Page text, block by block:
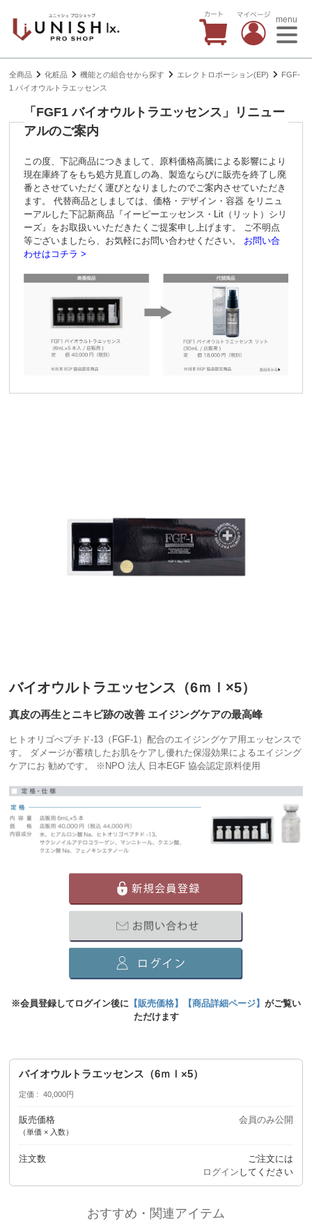
menu
全商品 化粧品 機能との組合せから探す エレクトロポーション(EP)
FGF-
1 バイオウルトラエッセンス
「FGF1 バイオウルトラエッセンス」リニュー
アルのご案内
この度、下記商品につきまして、原料価格高騰による影響により
現在庫終了をもち処方見直しの為、製造ならびに販売を終了し廃
番とさせていただく運びとなりましたのでご案内させていただき
ます。 代替商品としましては、価格・デザイン・容器 をリニュ
ーアルした下記新商品『イーピーエッセンス・Lit（リット）シリ
ーズ』をお取扱いいただきたくご提案申し上げます。 ご不明点
等ございましたら、お気軽にお問い合わせください。
お問い合
わせはコチラ >
バイオウルトラエッセンス（6ｍｌ×5）
真皮の再生とニキビ跡の改善 エイジングケアの最高峰
ヒトオリゴぺプチド-13（FGF-1）配合のエイジングケア用エッセンスで
す。 ダメージが蓄積したお肌をケアし優れた保湿効果によるエイジング
ケアにお 勧めです。 ※NPO 法人 日本EGF 協会認定原料使用
※会員登録してログイン後に 【販売価格】【商品詳細ページ】 がご覧い
ただけます
バイオウルトラエッセンス（6ｍｌ×5）
定価 40,000円
販売価格
（単価 × 入数）
会員のみ公開
注文数
ご注文には
ログイン してください
おすすめ・関連アイテム